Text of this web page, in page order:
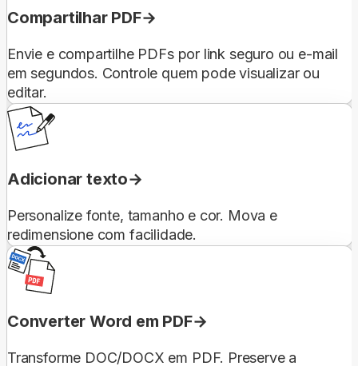
Compartilhar PDF
Envie e compartilhe PDFs por link seguro ou e-mail
em segundos. Controle quem pode visualizar ou
editar.
Adicionar texto
Personalize fonte, tamanho e cor. Mova e
redimensione com facilidade.
Converter Word em PDF
Transforme DOC/DOCX em PDF. Preserve a